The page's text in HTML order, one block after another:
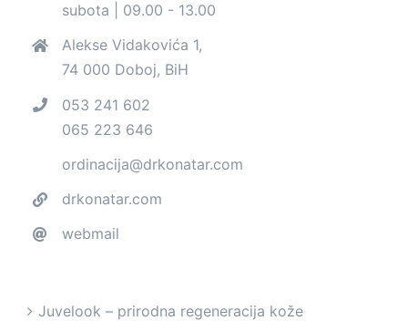
subota | 09.00 - 13.00
Alekse Vidakovića 1,
74 000 Doboj, BiH
053 241 602
065 223 646
ordinacija@drkonatar.com
drkonatar.com
webmail
Juvelook – prirodna regeneracija kože